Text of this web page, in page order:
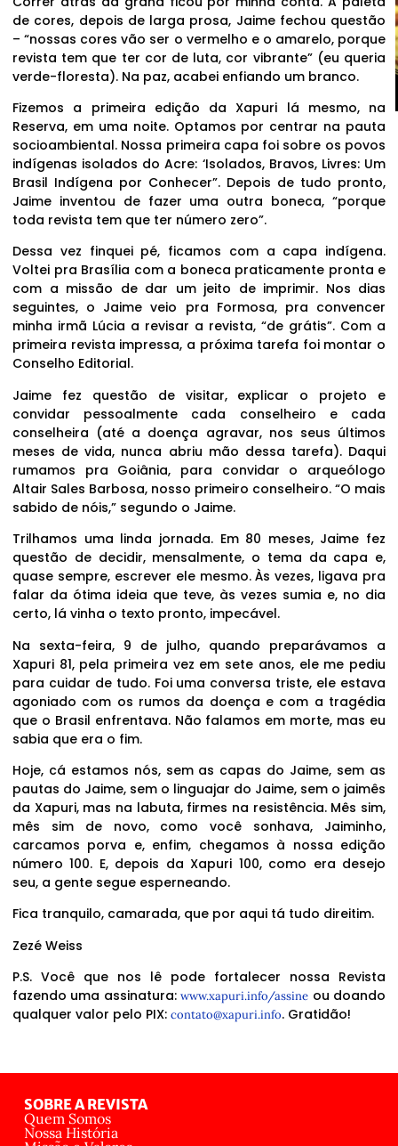
de cores, depois de larga prosa, Jaime fechou questão
– “nossas cores vão ser o vermelho e o amarelo, porque
revista tem que ter cor de luta, cor vibrante” (eu queria
verde-floresta). Na paz, acabei enfiando um branco.
Fizemos a primeira edição da Xapuri lá mesmo, na
Reserva, em uma noite. Optamos por centrar na pauta
socioambiental. Nossa primeira capa foi sobre os povos
indígenas isolados do Acre: ‘Isolados, Bravos, Livres: Um
Brasil Indígena por Conhecer”. Depois de tudo pronto,
Jaime inventou de fazer uma outra boneca, “porque
toda revista tem que ter número zero”.
Dessa vez finquei pé, ficamos com a capa indígena.
Voltei pra Brasília com a boneca praticamente pronta e
com a missão de dar um jeito de imprimir. Nos dias
seguintes, o Jaime veio pra Formosa, pra convencer
minha irmã Lúcia a revisar a revista, “de grátis”. Com a
primeira revista impressa, a próxima tarefa foi montar o
Conselho Editorial.
Jaime fez questão de visitar, explicar o projeto e
convidar pessoalmente cada conselheiro e cada
conselheira (até a doença agravar, nos seus últimos
meses de vida, nunca abriu mão dessa tarefa). Daqui
rumamos pra Goiânia, para convidar o arqueólogo
Altair Sales Barbosa, nosso primeiro conselheiro. “O mais
sabido de nóis,” segundo o Jaime.
Trilhamos uma linda jornada. Em 80 meses, Jaime fez
questão de decidir, mensalmente, o tema da capa e,
quase sempre, escrever ele mesmo. Às vezes, ligava pra
falar da ótima ideia que teve, às vezes sumia e, no dia
certo, lá vinha o texto pronto, impecável.
Na sexta-feira, 9 de julho, quando preparávamos a
Xapuri 81, pela primeira vez em sete anos, ele me pediu
para cuidar de tudo. Foi uma conversa triste, ele estava
agoniado com os rumos da doença e com a tragédia
que o Brasil enfrentava. Não falamos em morte, mas eu
sabia que era o fim.
Hoje, cá estamos nós, sem as capas do Jaime, sem as
pautas do Jaime, sem o linguajar do Jaime, sem o jaimês
da Xapuri, mas na labuta, firmes na resistência. Mês sim,
mês sim de novo, como você sonhava, Jaiminho,
carcamos porva e, enfim, chegamos à nossa edição
número 100. E, depois da Xapuri 100, como era desejo
seu, a gente segue esperneando.
Fica tranquilo, camarada, que por aqui tá tudo direitim.
Zezé Weiss
P.S. Você que nos lê pode fortalecer nossa Revista
fazendo uma assinatura:www.xapuri.info/assine ou doando
qualquer valor pelo PIX: contato@xapuri.info. Gratidão!
SOBRE A REVISTA
Quem Somos
Nossa História